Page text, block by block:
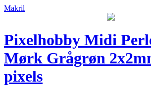
Makril
Pixelhobby Midi
Mørk Grågrøn
pixels